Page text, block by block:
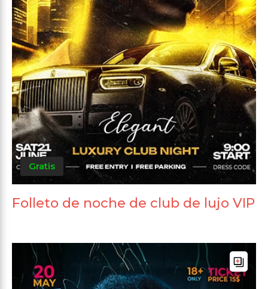
Gratis
Folleto de noche de club de lujo VIP